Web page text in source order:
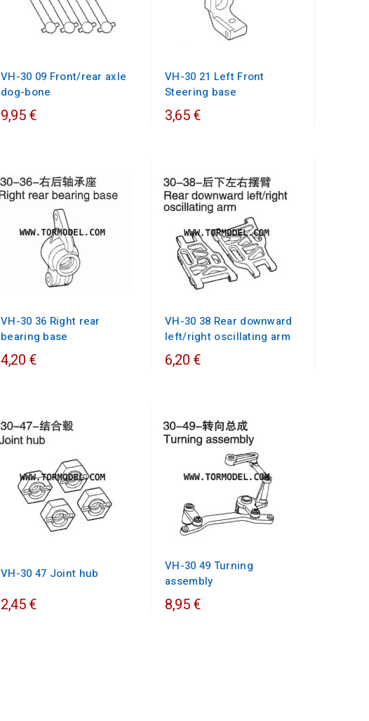
VH-30 09 Front/rear axle
dog-bone
9,95 €
VH-30 21 Left Front
Steering base
3,65 €
VH-30 36 Right rear
bearing base
4,20 €
VH-30 38 Rear downward
left/right oscillating arm
6,20 €
VH-30 47 Joint hub
2,45 €
VH-30 49 Turning
assembly
8,95 €